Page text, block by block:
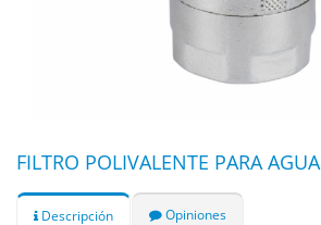
FILTRO POLIVALENTE PARA AGUA
Descripción Opiniones